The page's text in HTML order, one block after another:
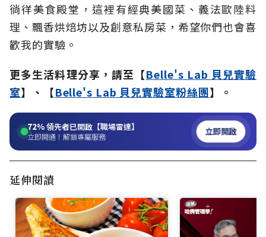
徜徉美食殿堂，這裡有經典美國菜、義法歐陸料
理、飄香烘焙坊以及創意私房菜，希望你們也會喜
歡我的實驗。
更多生活料理分享，請至【Belle's Lab 貝兒實驗
室】、【Belle's Lab 貝兒實驗室粉絲團】。
72%領先者已開啟【職場雷達】
立即開通！解鎖專屬服務 立即開啟
延伸閱讀